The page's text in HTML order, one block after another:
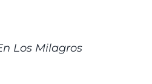
Los Milagros